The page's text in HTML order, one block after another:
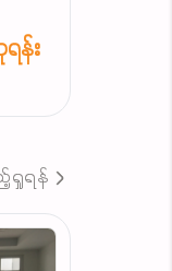
န်း
ရှုရန်